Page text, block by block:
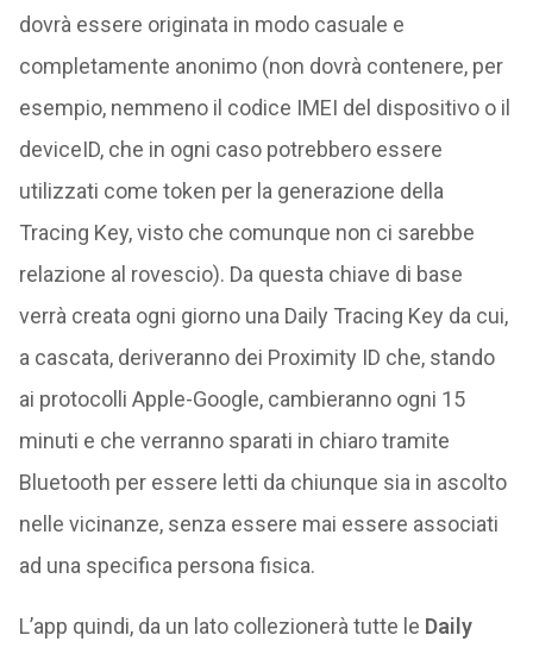
dovrà essere originata in modo casuale e
completamente anonimo (non dovrà contenere, per
esempio, nemmeno il codice IMEI del dispositivo o il
deviceID, che in ogni caso potrebbero essere
utilizzati come token per la generazione della
Tracing Key, visto che comunque non ci sarebbe
relazione al rovescio). Da questa chiave di base
verrà creata ogni giorno una Daily Tracing Key da cui,
a cascata, deriveranno dei Proximity ID che, stando
ai protocolli Apple-Google, cambieranno ogni 15
minuti e che verranno sparati in chiaro tramite
Bluetooth per essere letti da chiunque sia in ascolto
nelle vicinanze, senza essere mai essere associati
ad una specifica persona fisica.
L’app quindi, da un lato collezionerà tutte le Daily